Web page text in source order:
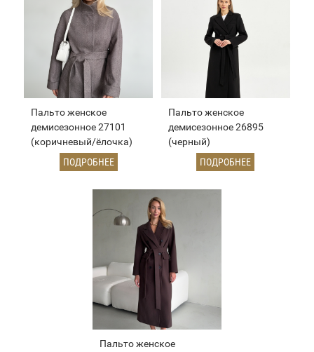
Пальто женское
демисезонное 27101
(коричневый/ёлочка)
ПОДРОБНЕЕ
Пальто женское
демисезонное 26895
(черный)
ПОДРОБНЕЕ
Пальто женское